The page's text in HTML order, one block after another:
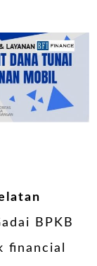
BPKB
financial